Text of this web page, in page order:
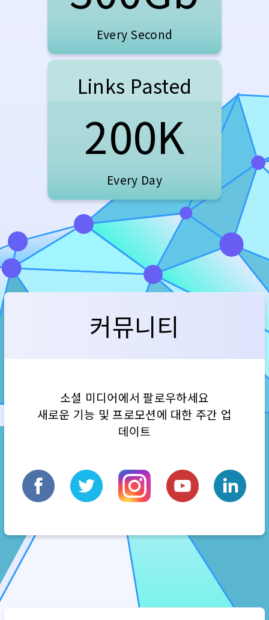
Every Second
Links Pasted
200K
Every Day
커뮤니티
소셜 미디어에서 팔로우하세요
새로운 기능 및 프로모션에 대한 주간 업
데이트